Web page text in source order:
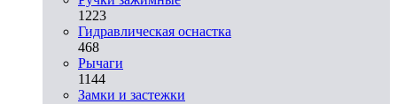
1223
Гидравлическая оснастка
468
Рычаги
1144
Замки и застежки